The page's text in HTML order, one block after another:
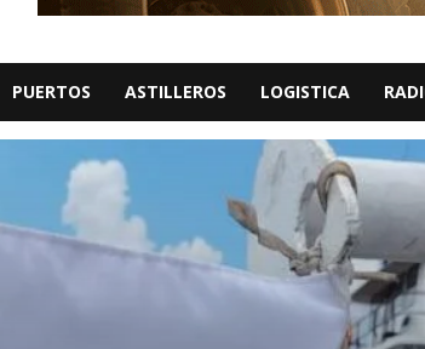
PUERTOS ASTILLEROS LOGISTICA